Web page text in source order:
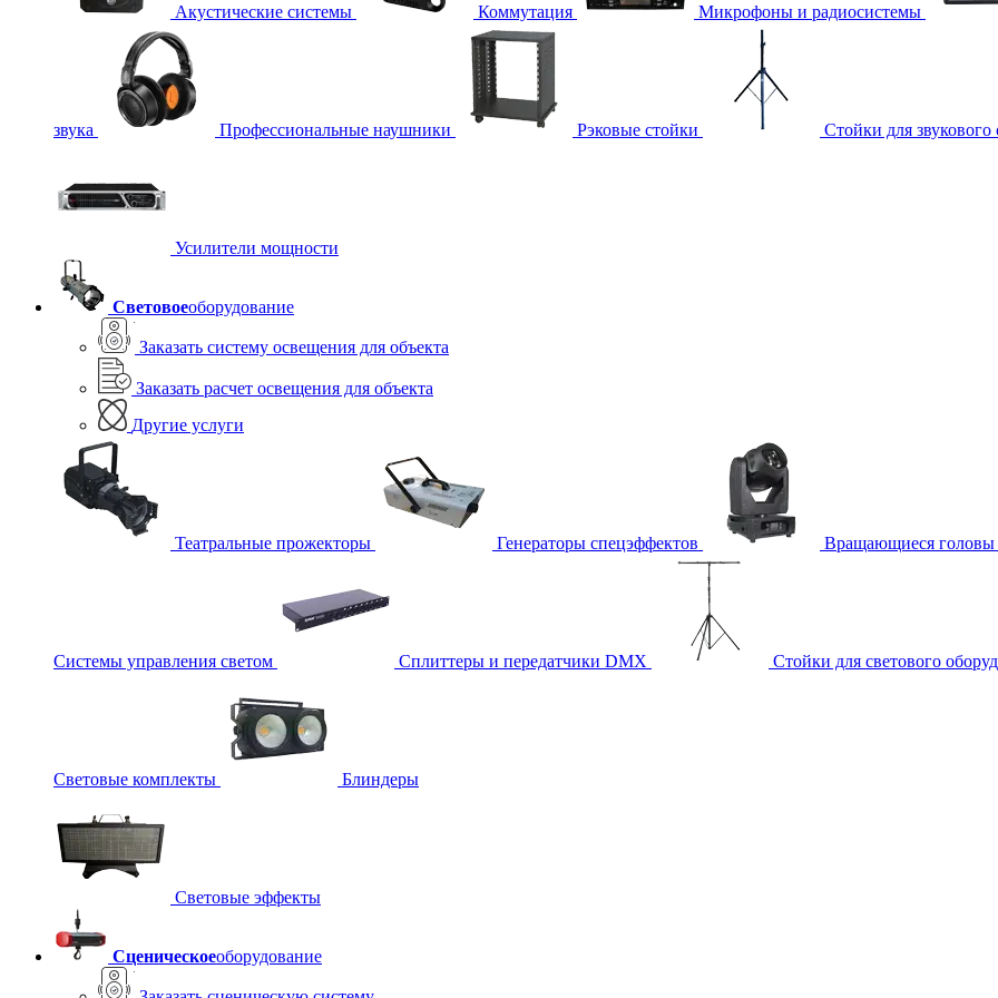
Акустические системы Коммутация Микрофоны и радиосистемы
звука Профессиональные наушники Рэковые стойки Стойки для звукового
Усилители мощности
Световоеоборудование
Заказать систему освещения для объекта
Заказать расчет освещения для объекта
Другие услуги
Театральные прожекторы Генераторы спецэффектов Вращающиеся головы
Системы управления светом Сплиттеры и передатчики DMX Стойки для светового
Световые комплекты Блиндеры
Световые эффекты
Сценическоеоборудование